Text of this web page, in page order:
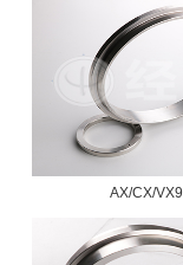
AX/CX/VX9